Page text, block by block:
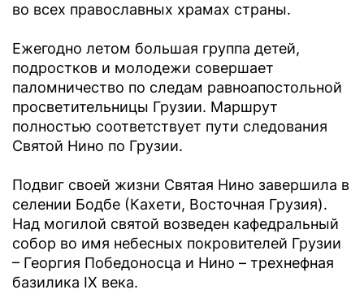
во всех православных храмах страны.
Ежегодно летом большая группа детей,
подростков и молодежи совершает
паломничество по следам равноапостольной
просветительницы Грузии. Маршрут
полностью соответствует пути следования
Святой Нино по Грузии.
Подвиг своей жизни Святая Нино завершила в
селении Бодбе (Кахети, Восточная Грузия).
Над могилой святой возведен кафедральный
собор во имя небесных покровителей Грузии
– Георгия Победоносца и Нино – трехнефная
базилика IX века.